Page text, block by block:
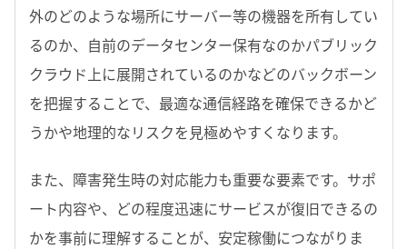
外のどのような場所にサーバー等の機器を所有してい
るのか、自前のデータセンター保有なのかパブリック
クラウド上に展開されているのかなどのバックボーン
を把握することで、最適な通信経路を確保できるかど
うかや地理的なリスクを見極めやすくなります。
また、障害発生時の対応能力も重要な要素です。サポ
ート内容や、どの程度迅速にサービスが復旧できるの
かを事前に理解することが、安定稼働につながりま